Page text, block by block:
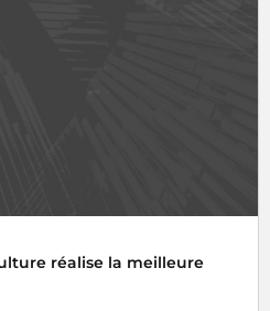
réalise la meilleure